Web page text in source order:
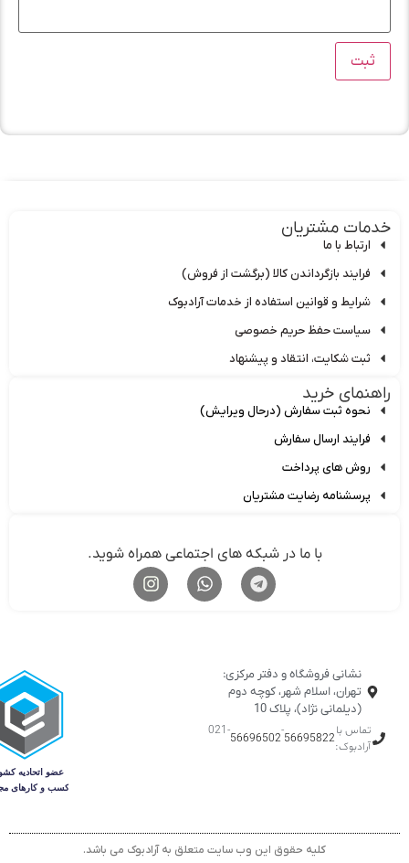
مشتریان
ارتباط با ما
فرایند بازگرداندن کالا (برگشت از فروش)
شرایط و قوانین استفاده از خدمات آرادبوک
سیاست حفظ حریم خصوصی
ثبت شکایت، انتقاد و پیشنهاد
خرید
نحوه ثبت سفارش (درحال ویرایش)
فرایند ارسال سفارش
روش های پرداخت
پرسشنامه رضایت مشتریان
با ما در شبکه های اجتماعی همراه شوید.
نشانی فروشگاه و دفتر مرکزی:
تهران، اسلام شهر، کوچه دوم
(دیلمانی نژاد)، پلاک 10
تماس با
آرادبوک:
56695822
-
56696502
-021
کلیه حقوق این وب سایت متعلق به آرادبوک می باشد.